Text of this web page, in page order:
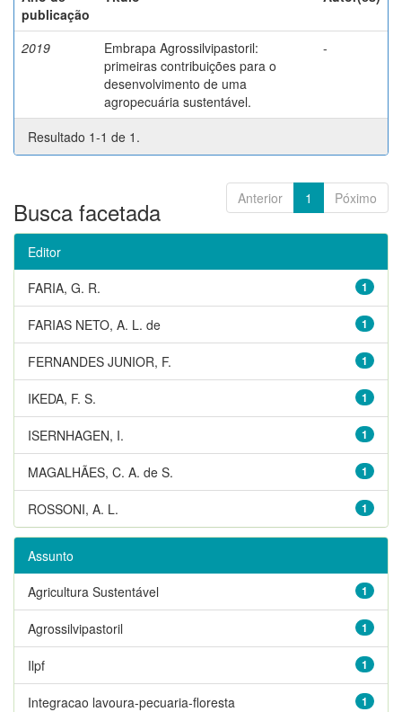
publicação
2019
Embrapa Agrossilvipastoril:
primeiras contribuições para o
desenvolvimento de uma
agropecuária sustentável.
-
Resultado 1-1 de 1.
Anterior 1 Póximo
Busca facetada
Editor
1
FARIA, G. R.
1
FARIAS NETO, A. L. de
1
FERNANDES JUNIOR, F.
1
IKEDA, F. S.
1
ISERNHAGEN, I.
1
MAGALHÃES, C. A. de S.
1
ROSSONI, A. L.
Assunto
1
Agricultura Sustentável
1
Agrossilvipastoril
1
Ilpf
1
Integracao lavoura-pecuaria-floresta